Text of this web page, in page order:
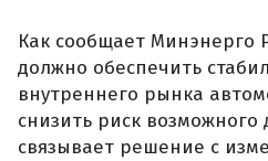
Как сообщает Минэнерго
должно обеспечить
внутреннего рынка
снизить риск
связывает решение с